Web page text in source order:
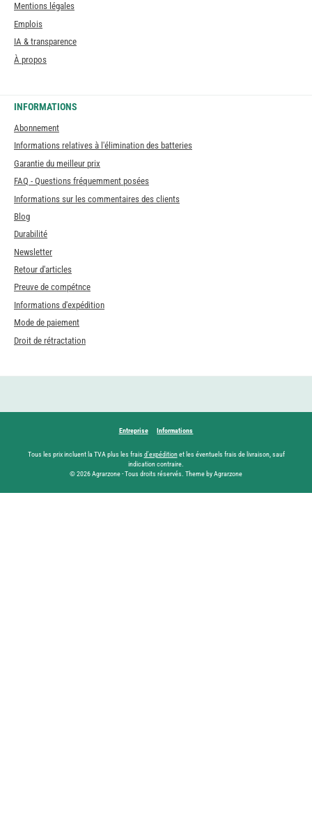
Mentions légales
Emplois
IA & transparence
À propos
INFORMATIONS
Abonnement
Informations relatives à l'élimination des batteries
Garantie du meilleur prix
FAQ - Questions fréquemment posées
Informations sur les commentaires des clients
Blog
Durabilité
Newsletter
Retour d'articles
Preuve de compétnce
Informations d'expédition
Mode de paiement
Droit de rétractation
Entreprise Informations
Tous les prix incluent la TVA plus les frais d'expéditionet les éventuels frais de livraison, sauf
indication contraire.
© 2026 Agrarzone - Tous droits réservés. Theme by Agrarzone